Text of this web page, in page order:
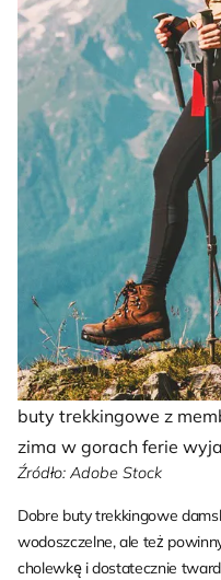
buty trekkingowe z
zima w gorach ferie
Źródło: Adobe Stock
Dobre buty trekkingowe
wodoszczelne, ale też
cholewkę i dostatecznie